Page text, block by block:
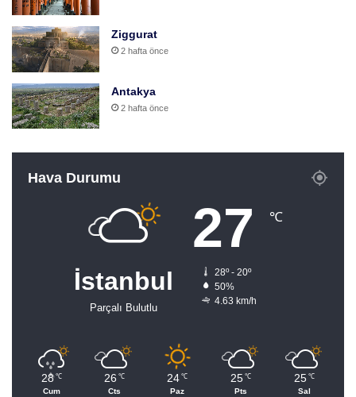
Ziggurat
2 hafta önce
Antakya
2 hafta önce
Hava Durumu
İstanbul
Parçalı Bulutlu
27 ℃
28º - 20º
50%
4.63 km/h
28 ℃
Cum
26 ℃
Cts
24 ℃
Paz
25 ℃
Pts
25 ℃
Sal